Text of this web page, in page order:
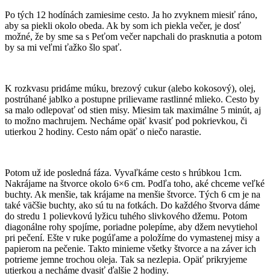
Po tých 12 hodínách zamiesime cesto. Ja ho zvyknem miesiť ráno,
aby sa piekli okolo obeda. Ak by som ich piekla večer, je dosť
možné, že by sme sa s Peťom večer napchali do prasknutia a potom
by sa mi veľmi ťažko šlo spať.
K rozkvasu pridáme múku, brezový cukur (alebo kokosový), olej,
postrúhané jablko a postupne prilievame rastlinné mlieko. Cesto by
sa malo odlepovať od stien misy. Miesim tak maximálne 5 minút, aj
to možno machrujem. Necháme opäť kvasiť pod pokrievkou, či
utierkou 2 hodiny. Cesto nám opäť o niečo narastie.
Potom už ide posledná fáza. Vyvaľkáme cesto s hrúbkou 1cm.
Nakrájame na štvorce okolo 6×6 cm. Podľa toho, aké chceme veľké
buchty. Ak menšie, tak krájame na menšie štvorce. Tých 6 cm je na
také väčšie buchty, ako sú tu na fotkách. Do každého štvorva dáme
do stredu 1 polievkovú lyžicu tuhého slivkového džemu. Potom
diagonálne rohy spojíme, poriadne polepíme, aby džem nevytiehol
pri pečení. Ešte v ruke pogúľame a položíme do vymastenej misy a
papierom na pečenie. Takto minieme všetky štvorce a na záver ich
potrieme jemne trochou oleja. Tak sa nezlepia. Opäť prikryjeme
utierkou a necháme dvasiť ďalšie 2 hodiny.